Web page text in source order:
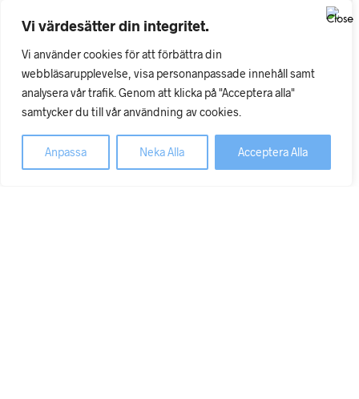
Vi värdesätter din integritet.
Vi använder cookies för att förbättra din
webbläsarupplevelse, visa personanpassade innehåll samt
analysera vår trafik. Genom att klicka på "Acceptera alla"
samtycker du till vår användning av cookies.
Anpassa Neka Alla Acceptera Alla
första hand till svensk sjukvård, regioner, kommuner och
privatpraktiserande. Även privatpersoner är välkomna att
Hos oss ska det vara enkelt och säkert. Våra transporter sker
tryggt med DHL och vi försöker ha så snabba leveranser
som möjligt. Kreditbetyget är AA, det högsta för ett företag i
vår storlek.
© Copyright 2026 Dixa Medical AB 556583-7233